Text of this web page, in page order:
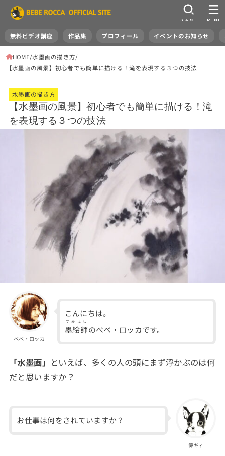
無料ビデオ講座 作品集 プロフィール イベントのお知らせ
SEARCH MENU
HOME 水墨画の描き方
【水墨画の風景】初心者でも簡単に描ける！滝を表現する３つの技法
水墨画の描き方
【水墨画の風景】初心者でも簡単に描ける！滝
を表現する３つの技法
べべ・ロッカ
こんにちは。
墨絵師
すみえし
のべべ・ロッカです。
「水墨画」 といえば、多くの人の頭にまず浮かぶのは何
だと思いますか？
偉ギィ
お仕事は何をされていますか？